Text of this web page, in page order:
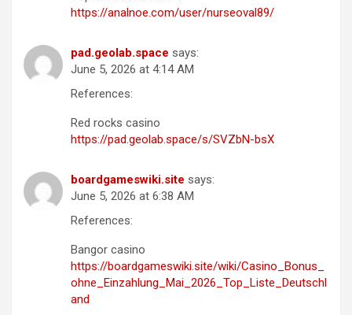
https://analnoe.com/user/nurseoval89/
pad.geolab.space says:
June 5, 2026 at 4:14 AM
References:
Red rocks casino
https://pad.geolab.space/s/SVZbN-bsX
boardgameswiki.site says:
June 5, 2026 at 6:38 AM
References:
Bangor casino
https://boardgameswiki.site/wiki/Casino_Bonus_
ohne_Einzahlung_Mai_2026_Top_Liste_Deutschl
and